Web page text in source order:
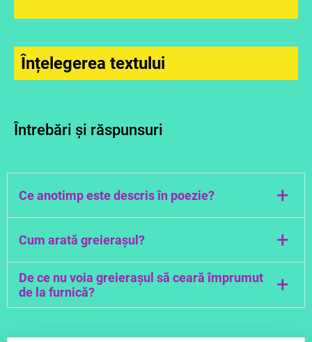
Înțelegerea textului
Întrebări și răspunsuri
Ce anotimp este descris în poezie? +
În poezie este descris anotimpul toamna.
Cum arată greierașul? +
Greierașul era negru, mic, "muiat în tuș" iar pe
aripi "pudrat cu brumă".
De ce nu voia greierașul să ceară împrumut
de la furnică?
+
furnică fiindcă știa că nu îi dă